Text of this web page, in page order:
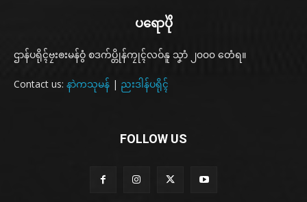
ပရောပိုဲ
ဌာန်ပရိုၚ်ဗၠးၜးမန်ဝွံ စဒက်ပ္တိုန်ကၠုၚ်လဝ်နူ သၞာံ ၂၀၀၀ တေံရ။
Contact us: နာဲကသုမန် | ညးဒါန်ပရိုၚ်
FOLLOW US